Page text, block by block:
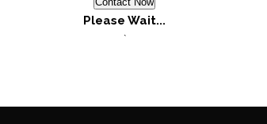
Please Wait...
`